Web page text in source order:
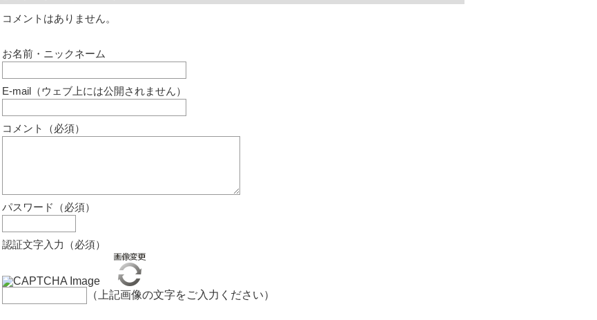
コメントはありません。
お名前・ニックネーム
E-mail（ウェブ上には公開されません）
コメント（必須）
パスワード（必須）
認証文字入力（必須）
（上記画像の文字をご入力ください）